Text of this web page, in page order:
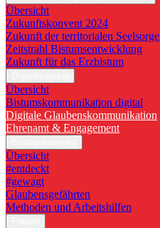
Übersicht
Zukunftskonvent 2024
Zukunft der territorialen Seelsorge
Zeitstrahl Bistumsentwicklung
Zukunft für das Erzbistum
Übersicht
Bistumskommunikation digital
Digitale Glaubenskommunikation
Ehrenamt & Engagement
Übersicht
#entdeckt
#gewagt
Glaubensgefährten
Methoden und Arbeitshilfen